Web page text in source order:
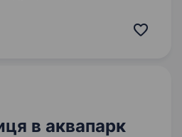
в аквапарк